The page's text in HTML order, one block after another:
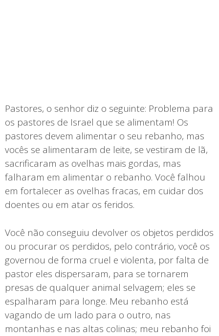
Pastores, o senhor diz o seguinte: Problema para
os pastores de Israel que se alimentam! Os
pastores devem alimentar o seu rebanho, mas
vocês se alimentaram de leite, se vestiram de lã,
sacrificaram as ovelhas mais gordas, mas
falharam em alimentar o rebanho. Você falhou
em fortalecer as ovelhas fracas, em cuidar dos
doentes ou em atar os feridos.
Você não conseguiu devolver os objetos perdidos
ou procurar os perdidos, pelo contrário, você os
governou de forma cruel e violenta, por falta de
pastor eles dispersaram, para se tornarem
presas de qualquer animal selvagem; eles se
espalharam para longe. Meu rebanho está
vagando de um lado para o outro, nas
montanhas e nas altas colinas; meu rebanho foi